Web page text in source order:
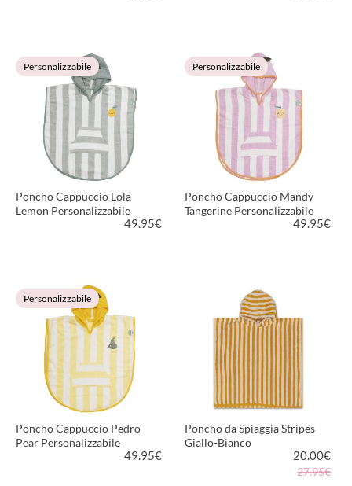
VEDI PRODOTTO VEDI PRODOTTO
Personalizzabile
Poncho Cappuccio Lola
Lemon Personalizzabile
49.95€
VEDI PRODOTTO
Personalizzabile
Poncho Cappuccio Mandy
Tangerine Personalizzabile
49.95€
VEDI PRODOTTO
Personalizzabile
Poncho Cappuccio Pedro
Pear Personalizzabile
49.95€
Poncho da Spiaggia Stripes
Giallo-Bianco
20.00€
27.95€